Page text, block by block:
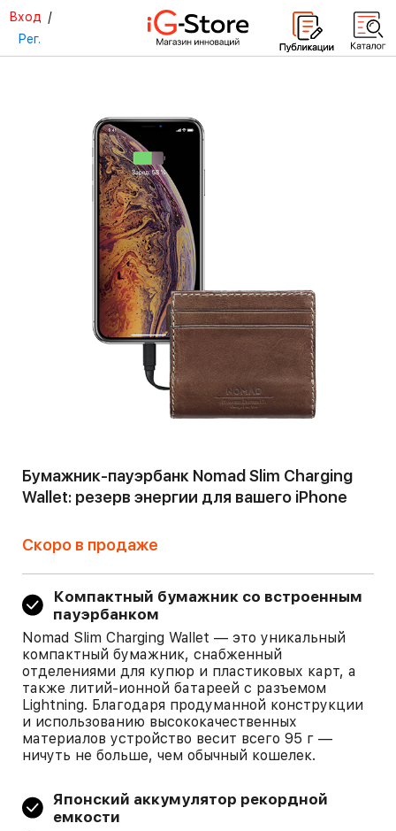
Вход /
Рег.
Бумажник-пауэрбанк Nomad Slim Charging
Wallet: резерв энергии для вашего iPhone
Скоро в продаже
Компактный бумажник со встроенным
пауэрбанком
Nomad Slim Charging Wallet — это уникальный
компактный бумажник, снабженный
отделениями для купюр и пластиковых карт, а
также литий-ионной батареей с разъемом
Lightning. Благодаря продуманной конструкции
и использованию высококачественных
материалов устройство весит всего 95 г —
ничуть не больше, чем обычный кошелек.
Японский аккумулятор рекордной
емкости